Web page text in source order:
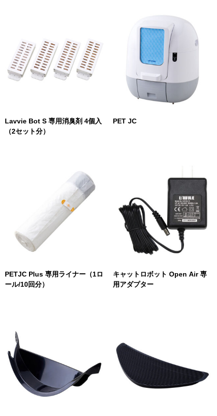
Lavvie Bot S 専用消臭剤 4個入
（2セット分）
PET JC
PETJC Plus 専用ライナー（1ロ
ール/10回分）
キャットロボット Open Air 専
用アダプター